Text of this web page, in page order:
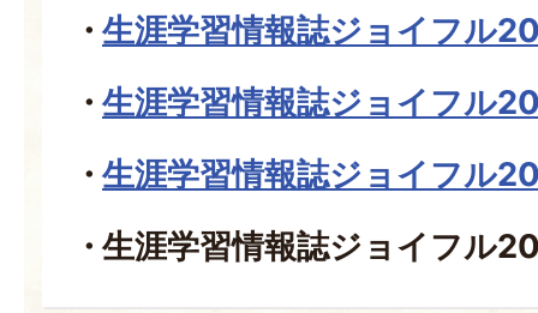
生涯学習情報誌ジョイフル
生涯学習情報誌ジョイフル
生涯学習情報誌ジョイフル
生涯学習情報誌ジョイフル